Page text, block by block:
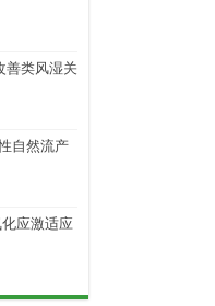
善类风湿关
自然流产
应激适应